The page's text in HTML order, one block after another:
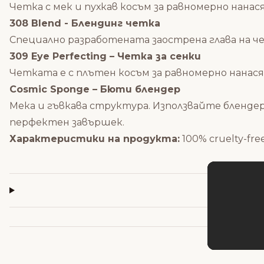
Четка с мек и пухкав косъм за равномерно
308 Blend - Блендинг четка
Специално разработената заострена глава на
309 Eye Perfecting – Четка за сенки
Четката е с плътен косъм за равномерно
Cosmic Sponge – Бюти блендер
Мека и гъвкава структура. Използвайте
перфектен завършек.
Характеристики на продукта: 100% cruelty-